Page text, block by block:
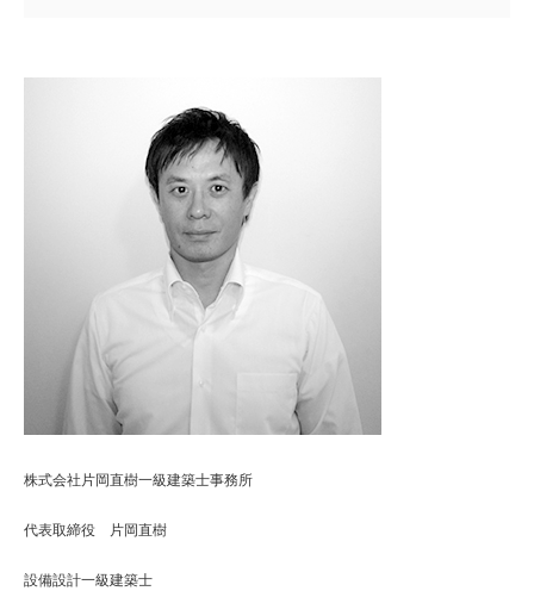
株式会社片岡直樹一級建築士事務所
代表取締役 片岡直樹
設備設計一級建築士